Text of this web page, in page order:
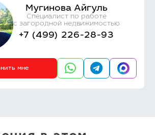
Мугинова Айгуль
Специалист по работе
с загородной недвижимостью
+7 (499) 226-28-93
мне